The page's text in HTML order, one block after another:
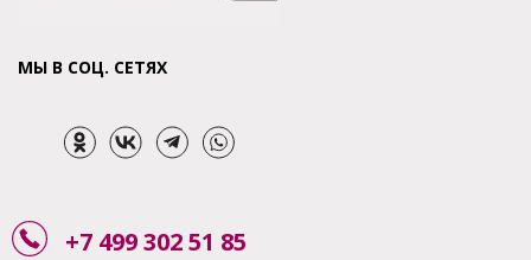
МЫ В СОЦ. СЕТЯХ
+7 499 302 51 85